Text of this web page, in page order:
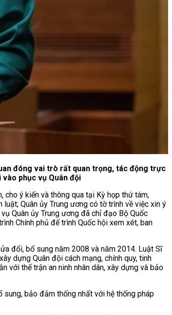
đóng vai trò rất quan trọng, tác động trực
phục vụ Quân đội
ý kiến và thông qua tại Kỳ họp thứ tám,
Quân ủy Trung ương có tờ trình về việc xin ý
Quân ủy Trung ương đã chỉ đạo Bộ Quốc
Chính phủ để trình Quốc hội xem xét, ban
đổi, bổ sung năm 2008 và năm 2014. Luật Sĩ
dựng Quân đội cách mạng, chính quy, tinh
với thế trận an ninh nhân dân, xây dựng và bảo
bảo đảm thống nhất với hệ thống pháp